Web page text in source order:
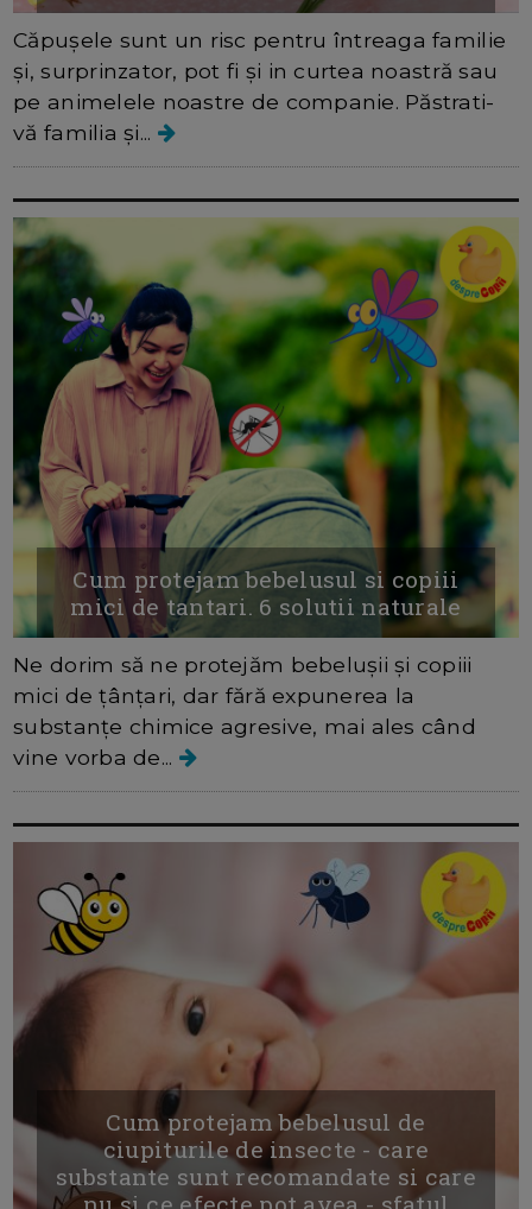
Căpușele sunt un risc pentru întreaga familie
și, surprinzator, pot fi și in curtea noastră sau
pe animelele noastre de companie. Păstrati-
vă familia și...
Cum protejam bebelusul si copiii
mici de tantari. 6 solutii naturale
Ne dorim să ne protejăm bebelușii și copiii
mici de țânțari, dar fără expunerea la
substanțe chimice agresive, mai ales când
vine vorba de...
Cum protejam bebelusul de
ciupiturile de insecte - care
substante sunt recomandate si care